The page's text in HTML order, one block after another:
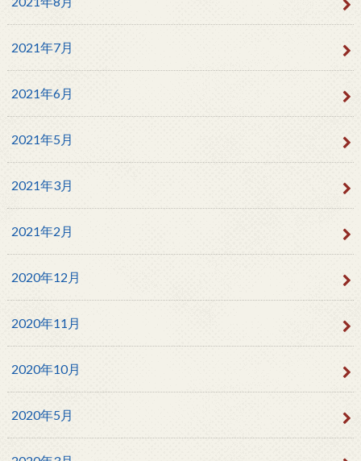
2021年7月
2021年6月
2021年5月
2021年3月
2021年2月
2020年12月
2020年11月
2020年10月
2020年5月